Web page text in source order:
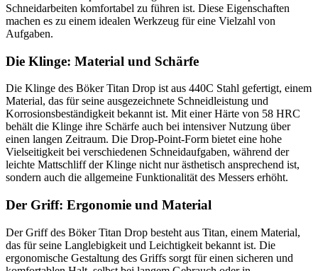
Schneidarbeiten komfortabel zu führen ist. Diese Eigenschaften
machen es zu einem idealen Werkzeug für eine Vielzahl von
Aufgaben.
Die Klinge: Material und Schärfe
Die Klinge des Böker Titan Drop ist aus 440C Stahl gefertigt, einem
Material, das für seine ausgezeichnete Schneidleistung und
Korrosionsbeständigkeit bekannt ist. Mit einer Härte von 58 HRC
behält die Klinge ihre Schärfe auch bei intensiver Nutzung über
einen langen Zeitraum. Die Drop-Point-Form bietet eine hohe
Vielseitigkeit bei verschiedenen Schneidaufgaben, während der
leichte Mattschliff der Klinge nicht nur ästhetisch ansprechend ist,
sondern auch die allgemeine Funktionalität des Messers erhöht.
Der Griff: Ergonomie und Material
Der Griff des Böker Titan Drop besteht aus Titan, einem Material,
das für seine Langlebigkeit und Leichtigkeit bekannt ist. Die
ergonomische Gestaltung des Griffs sorgt für einen sicheren und